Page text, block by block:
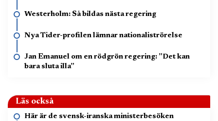
Westerholm: Så bildas nästa regering
Nya Tider-profilen lämnar nationaliströrelse
Jan Emanuel om en rödgrön regering: ”Det kan
bara sluta illa”
Läs också
Här är de svensk-iranska ministerbesöken